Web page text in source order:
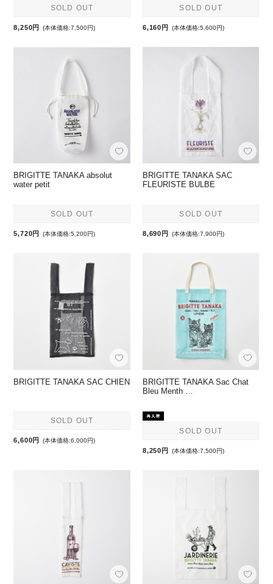
SOLD OUT
8,250円 (本体価格:7,500円)
SOLD OUT
6,160円 (本体価格:5,600円)
BRIGITTE TANAKA absolut
water petit
SOLD OUT
5,720円 (本体価格:5,200円)
BRIGITTE TANAKA SAC
FLEURISTE BULBE
SOLD OUT
8,690円 (本体価格:7,900円)
BRIGITTE TANAKA SAC CHIEN
SOLD OUT
6,600円 (本体価格:6,000円)
BRIGITTE TANAKA Sac Chat
Bleu Menth …
SOLD OUT
8,250円 (本体価格:7,500円)